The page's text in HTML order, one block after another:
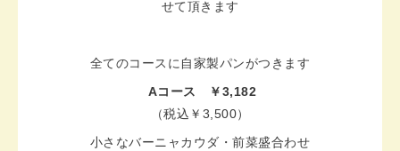
せて頂きます
全てのコースに自家製パンがつきます
Aコース ￥3,182
（税込￥3,500）
小さなバーニャカウダ・前菜盛合わせ